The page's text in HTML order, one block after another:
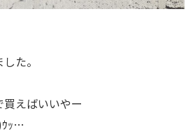
た。
えばいいやー
ｯ…